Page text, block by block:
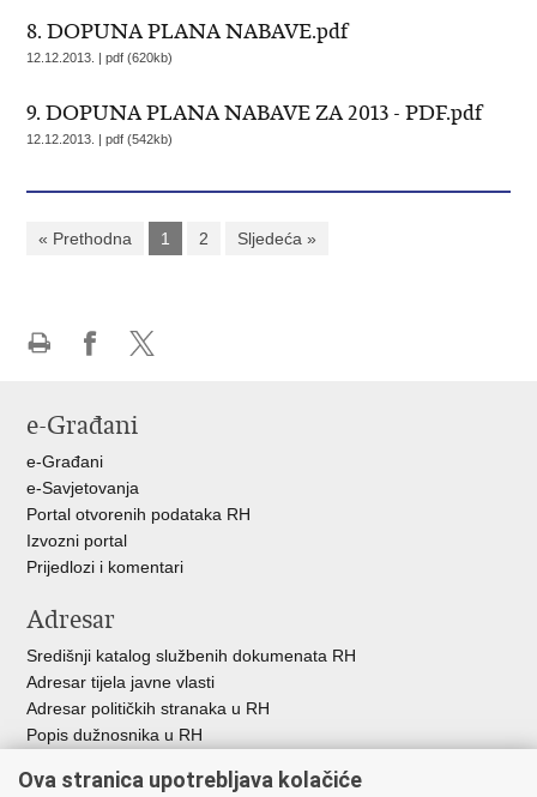
8. DOPUNA PLANA NABAVE.pdf
12.12.2013. | pdf (620kb)
9. DOPUNA PLANA NABAVE ZA 2013 - PDF.pdf
12.12.2013. | pdf (542kb)
« Prethodna 1 2 Sljedeća »
Facebooku
X-
e-Građani
e-Građani
e-Savjetovanja
Portal otvorenih podataka RH
Izvozni portal
Prijedlozi i komentari
Adresar
Središnji katalog službenih dokumenata RH
Adresar tijela javne vlasti
Adresar političkih stranaka u RH
Popis dužnosnika u RH
Pozivi za žurnu pomoć
Ova stranica upotrebljava kolačiće